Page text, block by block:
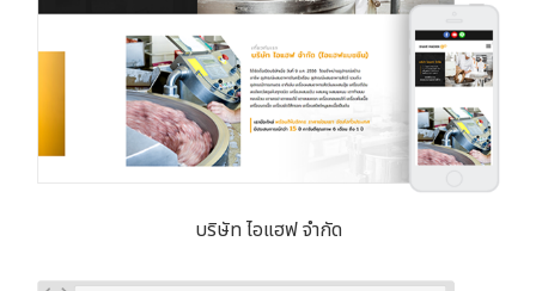
บริษัท ไอแฮฟ จำกัด